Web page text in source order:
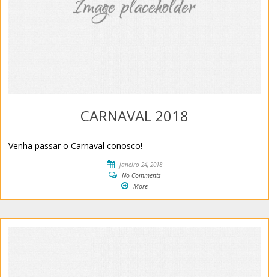
CARNAVAL 2018
Venha passar o Carnaval conosco!
janeiro 24, 2018
No Comments
More